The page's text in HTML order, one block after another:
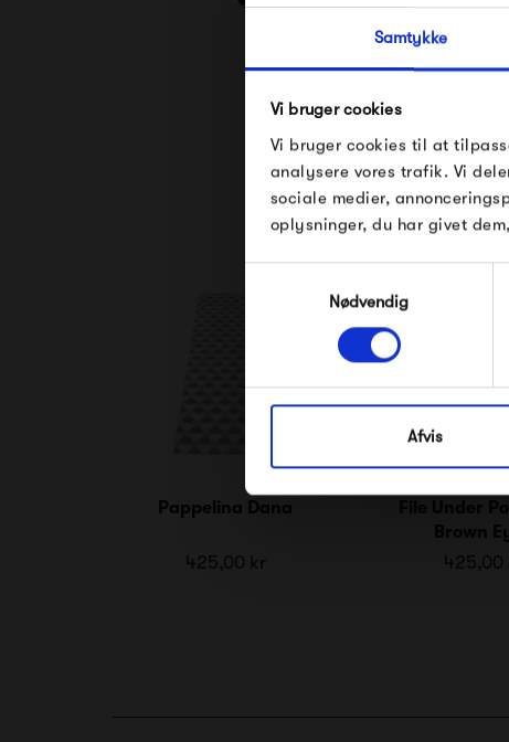
Samtykke
Vi bruger cookies
Vi bruger cookies til at
analysere vores trafik. Vi
sociale medier,
oplysninger, du har givet
Nødvendig
Afvis
Pappelina Dana
425,00 kr 425,00